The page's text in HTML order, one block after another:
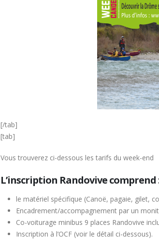
[/tab]
[tab]
Vous trouverez ci-dessous les tarifs du week-end
L’inscription Randovive comprend
le matériel spécifique (Canoë, pagaie, gilet,
Encadrement/accompagnement par un
Co-voiturage minibus 9 places Randovive
Inscription à l’OCF (voir le détail ci-dessous).